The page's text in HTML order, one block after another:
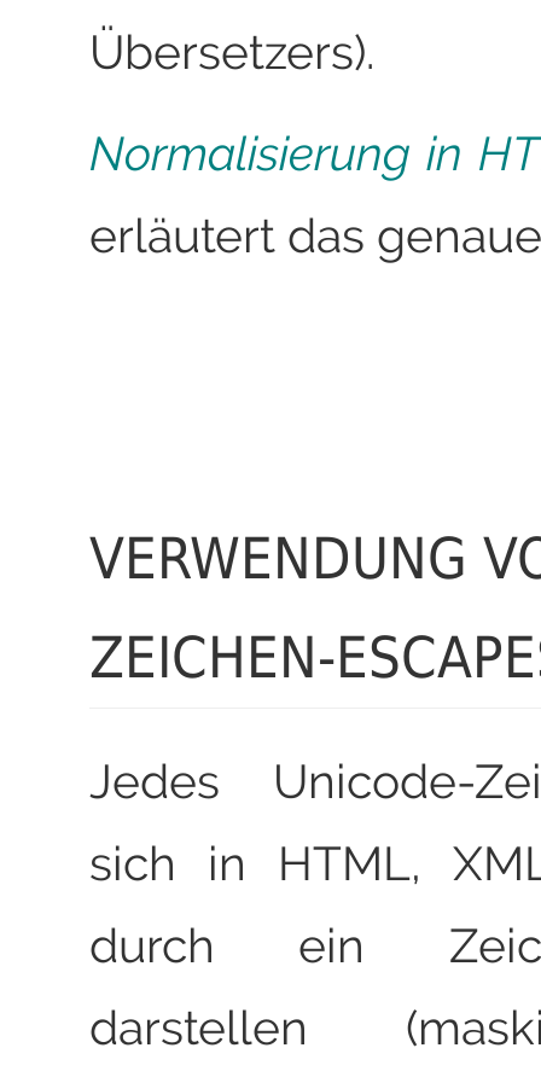
Übersetzers).
Normalisierung in
erläutert das
VERWENDUNG
ZEICHEN-
Jedes Unicode-
sich in HTML,
durch ein
darstellen